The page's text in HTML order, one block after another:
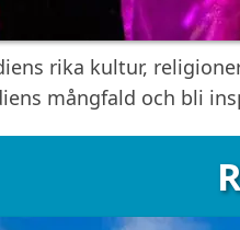
rika kultur,
mångfald och bli